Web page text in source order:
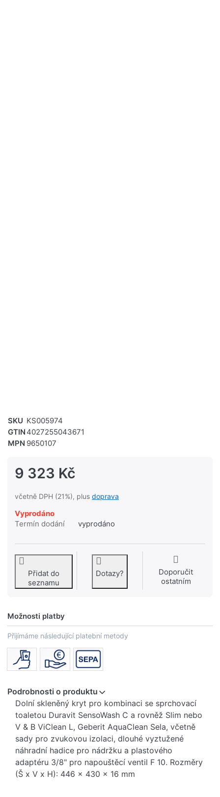
SKU KS005974
GTIN 4027255043671
MPN 9650107
9 323 Kč
včetně DPH (21%), plus doprava
Vyprodáno
Termín dodání
vyprodáno
Přidat do
seznamu
Dotazy?
Doporučit
ostatním
Možnosti platby
Přijímáme následující platební metody
Podrobnosti o produktu
Dolní skleněný kryt pro kombinaci se sprchovací
toaletou Duravit SensoWash C a rovněž Slim nebo
V & B ViClean L, Geberit AquaClean Sela, včetně
sady pro zvukovou izolaci, dlouhé vyztužené
náhradní hadice pro nádržku a plastového
adaptéru 3/8" pro napouštěcí ventil F 10. Rozměry
(Š x V x H): 446 x 430 x 16 mm